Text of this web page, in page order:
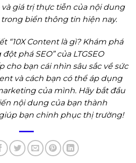
giá trị thực tiễn của nội dung
biển thông tin hiện nay.
“10X Content là gì? Khám phá
phá SEO” của LTGSEO
cho bạn cái nhìn sâu sắc về sức
và cách bạn có thể áp dụng
của mình. Hãy bắt đầu
nội dung của bạn thành
bạn chinh phục thị trường!